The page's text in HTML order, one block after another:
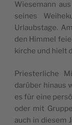
Wie­se­mann
sei­nes
Urlaubs­ta­ge.
den Him­mel
kir­che und hielt
Pries­ter­li­che
darü­ber hinaus
es für eine
oder mit
auch in die­sem